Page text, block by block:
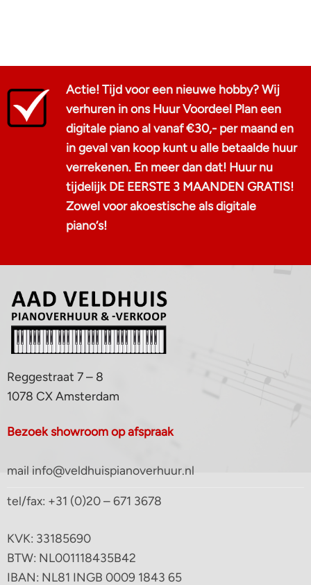
Actie! Tijd voor een nieuwe hobby? Wij
verhuren in ons Huur Voordeel Plan een
digitale piano al vanaf €30,- per maand en
in geval van koop kunt u alle betaalde huur
verrekenen. En meer dan dat! Huur nu
tijdelijk DE EERSTE 3 MAANDEN GRATIS!
Zowel voor akoestische als digitale
piano‘s!
Reggestraat 7 – 8
1078 CX Amsterdam
Bezoek showroom op afspraak
mail info@veldhuispianoverhuur.nl
tel/fax: +31 (0)20 – 671 3678
KVK: 33185690
BTW: NL001118435B42
IBAN: NL81 INGB 0009 1843 65